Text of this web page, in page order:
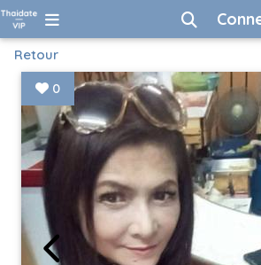
Retour
0